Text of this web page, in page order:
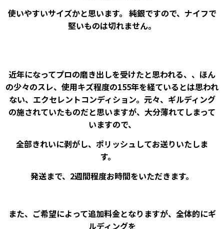
使いやすいサイズかと思います。 純銀ですので、ナイフで
堅いものは切れません。
近年になってプロの磨き出しを受けたと思われる、、ほん
の少々のスレ、使用キズ程度の155年を経ているとは思われ
ない、エクセレントコンディション。元々、ギルディング
の施されていたものだと思いますが、大分薄れてしまって
いますので、
全部きれいに剥がし、ポリッシュしてお送りいたしま
す。
発送まで、2週間程度お時間をいただきます。
また、ご希望によって追加料金となりますが、全体的にギ
ルディングを